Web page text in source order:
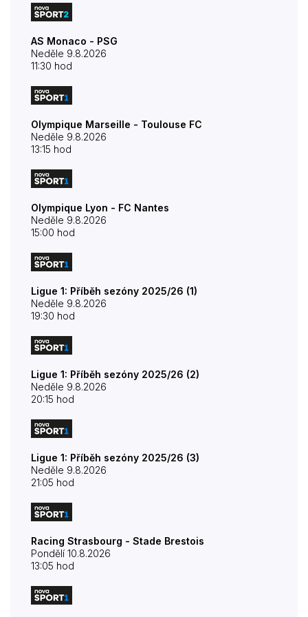
AS Monaco - PSG
Neděle 9.8.2026
11:30 hod
Olympique Marseille - Toulouse FC
Neděle 9.8.2026
13:15 hod
Olympique Lyon - FC Nantes
Neděle 9.8.2026
15:00 hod
Ligue 1: Příběh sezóny 2025/26 (1)
Neděle 9.8.2026
19:30 hod
Ligue 1: Příběh sezóny 2025/26 (2)
Neděle 9.8.2026
20:15 hod
Ligue 1: Příběh sezóny 2025/26 (3)
Neděle 9.8.2026
21:05 hod
Racing Strasbourg - Stade Brestois
Pondělí 10.8.2026
13:05 hod